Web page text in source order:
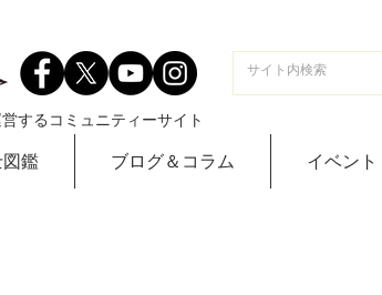
するコミュニティーサイト
鑑 ブログ＆コラム イベント